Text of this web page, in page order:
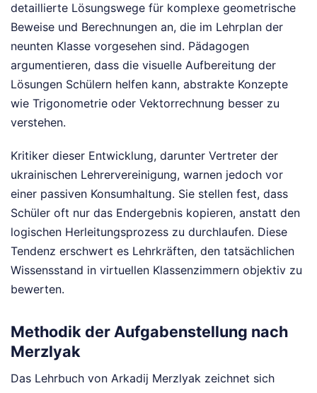
detaillierte Lösungswege für komplexe geometrische
Beweise und Berechnungen an, die im Lehrplan der
neunten Klasse vorgesehen sind. Pädagogen
argumentieren, dass die visuelle Aufbereitung der
Lösungen Schülern helfen kann, abstrakte Konzepte
wie Trigonometrie oder Vektorrechnung besser zu
verstehen.
Kritiker dieser Entwicklung, darunter Vertreter der
ukrainischen Lehrervereinigung, warnen jedoch vor
einer passiven Konsumhaltung. Sie stellen fest, dass
Schüler oft nur das Endergebnis kopieren, anstatt den
logischen Herleitungsprozess zu durchlaufen. Diese
Tendenz erschwert es Lehrkräften, den tatsächlichen
Wissensstand in virtuellen Klassenzimmern objektiv zu
bewerten.
Methodik der Aufgabenstellung nach
Merzlyak
Das Lehrbuch von Arkadij Merzlyak zeichnet sich